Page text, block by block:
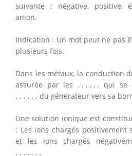
suivante : négative, positive,
anion.
Indication : Un mot peut ne pas
plusieurs fois.
Dans les métaux, la conduction
assurée par les … …
… … qui se
… …
… … du générateur vers sa
Une solution ionique est
: Les ions chargés positivement
et les ions chargés
… … .
… …